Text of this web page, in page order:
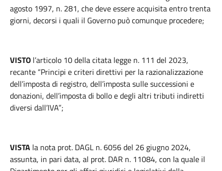
agosto 1997, n. 281, che deve essere acquisita entro trenta
giorni, decorsi i quali il Governo può comunque procedere;
VISTO l’articolo 10 della citata legge n. 111 del 2023,
recante “Principi e criteri direttivi per la razionalizzazione
dell’imposta di registro, dell’imposta sulle successioni e
donazioni, dell’imposta di bollo e degli altri tributi indiretti
diversi dall’IVA”;
VISTA la nota prot. DAGL n. 6056 del 26 giugno 2024,
assunta, in pari data, al prot. DAR n. 11084, con la quale il